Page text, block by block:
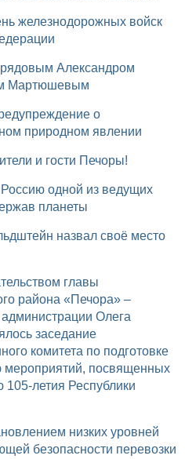
Мартюшевым
природном явлении
и гости Печоры!
планеты
района «Печора» –
администрации Олега
заседание
комитета по подготовке
мероприятий, посвященных
105-летия Республики
безопасности перевозки